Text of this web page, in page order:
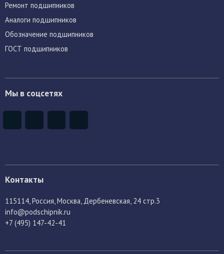
Ремонт подшипников
Аналоги подшипников
Обозначение подшипников
ГОСТ подшипников
Мы в соцсетях
Контакты
115114 , Россия, Москва, Дербеневская, 24 стр.3
info@podschipnik.ru
+7 (495) 147-42-41